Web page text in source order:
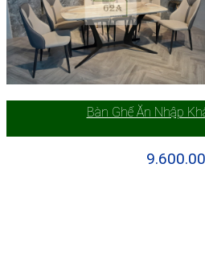
Bàn Ghế Ăn Nhập